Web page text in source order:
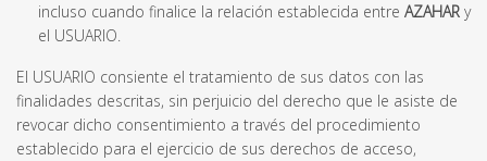
incluso cuando finalice la relación establecida entre AZAHAR y
el USUARIO.
El USUARIO consiente el tratamiento de sus datos con las
finalidades descritas, sin perjuicio del derecho que le asiste de
revocar dicho consentimiento a través del procedimiento
establecido para el ejercicio de sus derechos de acceso,